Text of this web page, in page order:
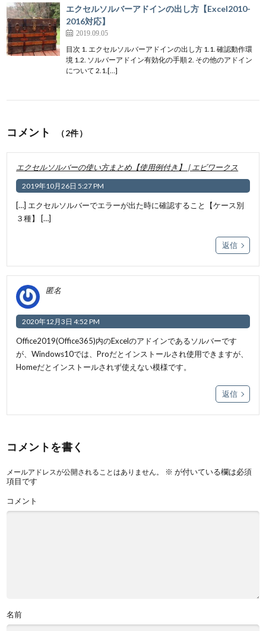
エクセルソルバーアドインの出し方【Excel2010-
2016対応】
2019.09.05
目次 1. エクセルソルバーアドインの出し方 1.1. 確認動作環
境 1.2. ソルバーアドイン有効化の手順 2. その他のアドイン
について 2.1.[…]
コメント （2件）
エクセルソルバーの使い方まとめ【使用例付き】 | エビワークス
2019年10月26日 5:27 PM
[…] エクセルソルバーでエラーが出た時に確認すること【ケース別
３種】 […]
返信
匿名
2020年12月3日 4:52 PM
Office2019(Office365)内のExcelのアドインであるソルバーです
が、Windows10では、Proだとインストールされ使用できますが、
Homeだとインストールされず使えない模様です。
返信
コメントを書く
メールアドレスが公開されることはありません。 ※ が付いている欄は必須
項目です
コメント
名前